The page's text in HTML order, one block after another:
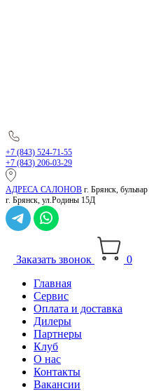
+7 (843) 524-71-55
+7 (843) 206-03-29
АДРЕСА САЛОНОВ г. Брянск,
г. Брянск, ул.Родины 15Д
Заказать звонок
0
Главная
Сервис
Оплата и доставка
Дилеры
Партнеры
Клуб
О нас
Контакты
Вакансии